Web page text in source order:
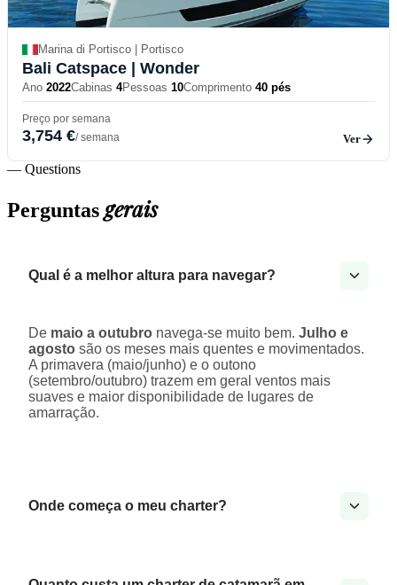
Marina di Portisco | Portisco
Bali Catspace | Wonder
Ano 2022Cabinas 4Pessoas 10Comprimento 40 pés
Preço por semana
3,754 €/ semana Ver
— Questions
Perguntasgerais
Qual é a melhor altura para navegar?
De maio a outubro navega-se muito bem. Julho e
agosto são os meses mais quentes e movimentados.
A primavera (maio/junho) e o outono
(setembro/outubro) trazem em geral ventos mais
suaves e maior disponibilidade de lugares de
amarração.
Onde começa o meu charter?